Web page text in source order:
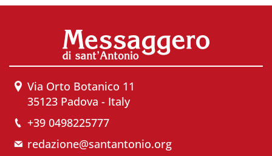
Via Orto Botanico 11
35123 Padova - Italy
+39 0498225777
redazione@santantonio.org